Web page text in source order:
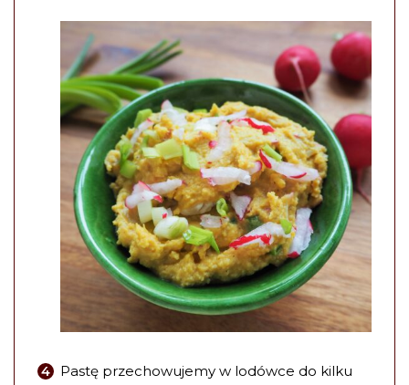
Pastę przechowujemy w lodówce do kilku